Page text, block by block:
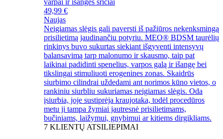
49,99 €
Naujas
Neigiamas slėgis gali paversti iš pažiūros nekenksmingą
prisilietimą jaudinančiu potyriu. MEO® BDSM taurėlių
rinkinys buvo sukurtas siekiant išgyventi intensyvų
balansavimą tarp malonumo ir skausmo, taip pat
laikinai padidinti spenelius, varpos galą ir išangę bei
tikslingai stimuliuoti erogenines zonas. Skaidrūs
siurbimo cilindrai uždedami ant norimos kūno vietos, o
rankiniu siurbliu sukuriamas neigiamas slėgis. Oda
įsiurbia, joje sustiprėja kraujotaka, todėl procedūros
metu ji tampa žymiai jautresnė prisilietimams,
bučiniams, laižymui, gnybimui ar kitiems dirgikliams.
7 KLIENTŲ ATSILIEPIMAI